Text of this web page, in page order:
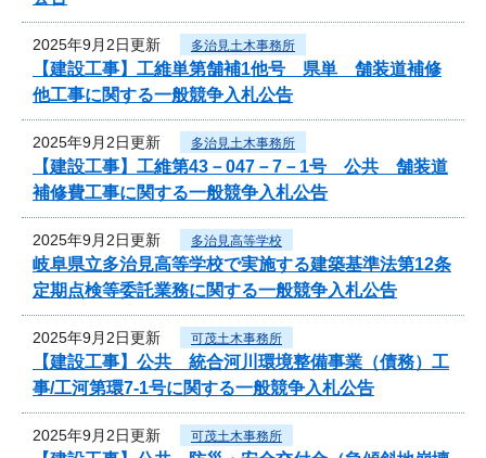
2025年9月2日更新 多治見土木事務所
【建設工事】工維単第舗補1他号 県単 舗装道補修
他工事に関する一般競争入札公告
2025年9月2日更新 多治見土木事務所
【建設工事】工維第43－047－7－1号 公共 舗装道
補修費工事に関する一般競争入札公告
2025年9月2日更新 多治見高等学校
岐阜県立多治見高等学校で実施する建築基準法第12条
定期点検等委託業務に関する一般競争入札公告
2025年9月2日更新 可茂土木事務所
【建設工事】公共 統合河川環境整備事業（債務）工
事/工河第環7-1号に関する一般競争入札公告
2025年9月2日更新 可茂土木事務所